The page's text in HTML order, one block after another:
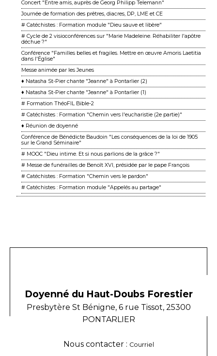
Concert "Entre amis, auprès de Georg Philipp Telemann"
Journée de formation des prêtres, diacres, DP, LME et CE
# Catéchistes : Formation module "Dieu sauve et libère"
# Cycle de 2 visioconférences sur "Marie Madeleine. Réhabiliter l'apôtre
déchue ?"
Conférence "Familles belles et fragiles. Mettre en œuvre Amoris Laetitia
dans l'Église"
Messe animée par les Jeunes
♦ Natasha St-Pier chante "Jeanne" à Pontarlier (2)
♦ Natasha St-Pier chante "Jeanne" à Pontarlier (1)
# Formation ThéoFIL Bible-2
# Catéchistes : Formation "Chemin vers l'eucharistie (2e partie)"
♦ Réunion de doyenné
Conférence de Bénédicte Baudoin "Les conséquences de la loi de 1905
sur le Grand Séminaire"
# MOOC "Dieu intime. Et si nous parlions de la grâce ?"
# Messe de funérailles de Benoît XVI, présidée par le pape François
# Catéchistes : Formation "Chemin vers le pardon"
# Catéchistes : Formation module "Appelés au partage"
Doyenné du Haut-Doubs Forestier
Presbytère St Bénigne, 6 rue Tissot, 25300
PONTARLIER
Nous contacter : Courriel